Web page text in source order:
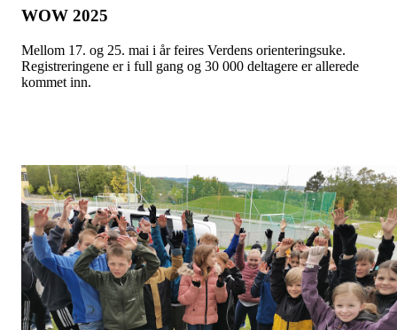
WOW 2025
Mellom 17. og 25. mai i år feires Verdens orienteringsuke.
Registreringene er i full gang og 30 000 deltagere er allerede
kommet inn.